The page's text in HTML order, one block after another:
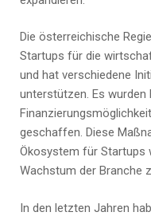
Die österreichische
Startups für die
und hat verschiedene
unterstützen. Es
geschaffen. Diese
Ökosystem für Startups
Wachstum der Branche
In den letzten Jahren